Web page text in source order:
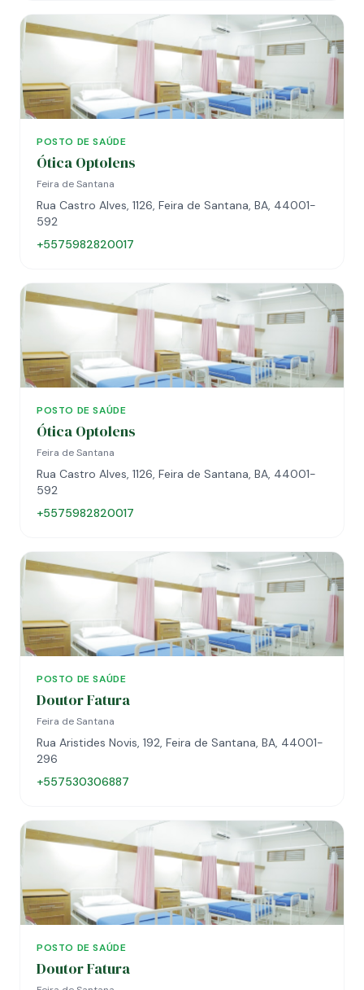
POSTO DE SAÚDE
Ótica Optolens
Feira de Santana
Rua Castro Alves, 1126, Feira de Santana, BA, 44001-
592
+5575982820017
POSTO DE SAÚDE
Ótica Optolens
Feira de Santana
Rua Castro Alves, 1126, Feira de Santana, BA, 44001-
592
+5575982820017
POSTO DE SAÚDE
Doutor Fatura
Feira de Santana
Rua Aristides Novis, 192, Feira de Santana, BA, 44001-
296
+557530306887
POSTO DE SAÚDE
Doutor Fatura